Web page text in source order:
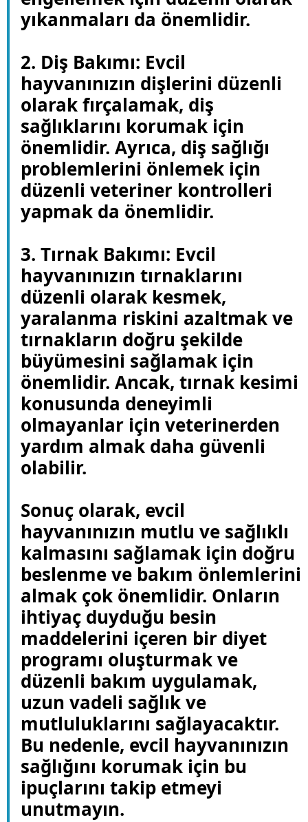
yıkanmaları da önemlidir.
2. Diş Bakımı: Evcil
hayvanınızın dişlerini düzenli
olarak fırçalamak, diş
sağlıklarını korumak için
önemlidir. Ayrıca, diş sağlığı
problemlerini önlemek için
düzenli veteriner kontrolleri
yapmak da önemlidir.
3. Tırnak Bakımı: Evcil
hayvanınızın tırnaklarını
düzenli olarak kesmek,
yaralanma riskini azaltmak ve
tırnakların doğru şekilde
büyümesini sağlamak için
önemlidir. Ancak, tırnak kesimi
konusunda deneyimli
olmayanlar için veterinerden
yardım almak daha güvenli
olabilir.
Sonuç olarak, evcil
hayvanınızın mutlu ve sağlıklı
kalmasını sağlamak için doğru
beslenme ve bakım önlemlerini
almak çok önemlidir. Onların
ihtiyaç duyduğu besin
maddelerini içeren bir diyet
programı oluşturmak ve
düzenli bakım uygulamak,
uzun vadeli sağlık ve
mutluluklarını sağlayacaktır.
Bu nedenle, evcil hayvanınızın
sağlığını korumak için bu
ipuçlarını takip etmeyi
unutmayın.